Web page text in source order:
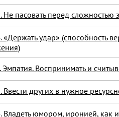
Не пасовать перед сложностью
«Держать удар» (способность
Эмпатия. Воспринимать и
Ввести других в нужное
Владеть юмором, иронией, как